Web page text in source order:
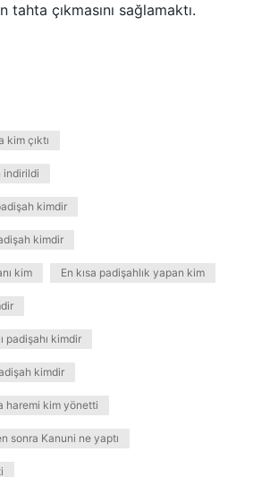
tahta çıkmasını sağlamaktı.
çıktı
indirildi
kimdir
kimdir
kim En kısa padişahlık yapan kim
padişahı kimdir
kimdir
haremi kim yönetti
sonra Kanuni ne yaptı